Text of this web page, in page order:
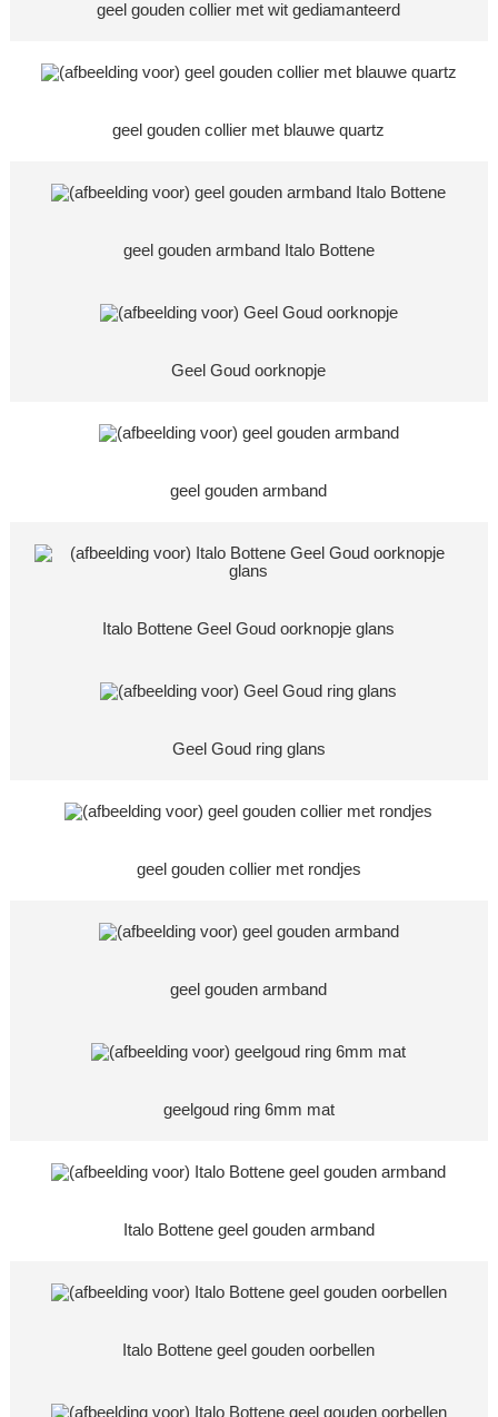
geel gouden collier met wit gediamanteerd
geel gouden collier met blauwe quartz
geel gouden armband Italo Bottene
Geel Goud oorknopje
geel gouden armband
Italo Bottene Geel Goud oorknopje glans
Geel Goud ring glans
geel gouden collier met rondjes
geel gouden armband
geelgoud ring 6mm mat
Italo Bottene geel gouden armband
Italo Bottene geel gouden oorbellen